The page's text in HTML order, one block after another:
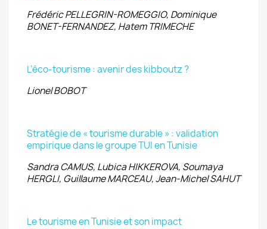
Frédéric PELLEGRIN-ROMEGGIO, Dominique
BONET-FERNANDEZ, Hatem TRIMECHE
L’éco-tourisme : avenir des kibboutz ?
Lionel BOBOT
Stratégie de « tourisme durable » : validation
empirique dans le groupe TUI en Tunisie
Sandra CAMUS, Lubica HIKKEROVA, Soumaya
HERGLI, Guillaume MARCEAU, Jean-Michel SAHUT
Le tourisme en Tunisie et son impact